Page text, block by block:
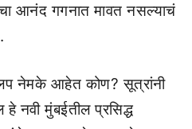
आनंद गगनात मावत नसल्याचं
नेमके आहेत कोण? सूत्रांनी
हे नवी मुंबईतील प्रसिद्ध